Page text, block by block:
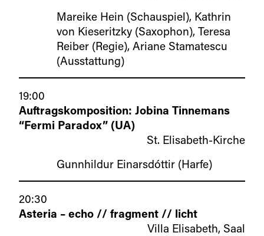
Mareike Hein (Schauspiel), Kathrin
von Kieseritzky (Saxophon), Teresa
Reiber (Regie), Ariane Stamatescu
(Ausstattung)
19:00
Auftragskomposition: Jobina Tinnemans
“Fermi Paradox” (UA)
St. Elisabeth-Kirche
Gunnhildur Einarsdóttir (Harfe)
20:30
Asteria – echo // fragment // licht
Villa Elisabeth, Saal